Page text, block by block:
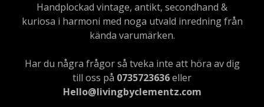
Handplockad vintage, antikt, secondhand &
kuriosa i harmoni med noga utvald inredning från
kända varumärken.
Har du några frågor så tveka inte att höra av dig
till oss på 0735723636eller
Hello@livingbyclementz.com